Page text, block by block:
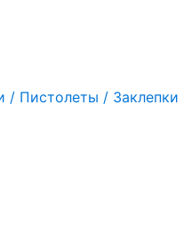
/ Пистолеты / Заклепки